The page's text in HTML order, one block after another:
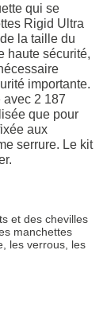
qui se
Rigid Ultra
la taille du
haute sécurité,
importante.
avec 2 187
que pour
aux
serrure. Le kit
et des chevilles
manchettes
les verrous, les